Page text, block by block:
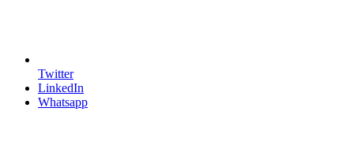
Twitter
LinkedIn
Whatsapp